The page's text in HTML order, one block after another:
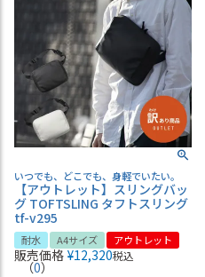
いつでも、どこでも、身軽でいたい。
【アウトレット】スリングバッ
グ TOFTSLING タフトスリング
tf-v295
耐水 A4サイズ アウトレット
販売価格 ¥12,320税込
（0）